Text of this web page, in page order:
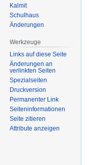
Kalmit
Schulhaus
Änderungen
Werkzeuge
Links auf diese Seite
Änderungen an
verlinkten Seiten
Spezialseiten
Druckversion
Permanenter Link
Seiten­informationen
Seite zitieren
Attribute anzeigen